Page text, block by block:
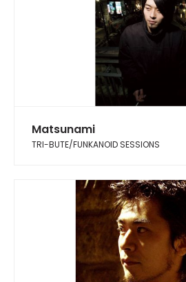
Matsunami
TRI-BUTE/FUNKANOID SESSIONS